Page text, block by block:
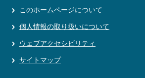
このホームページについて
個人情報の取り扱いについて
ウェブアクセシビリティ
サイトマップ